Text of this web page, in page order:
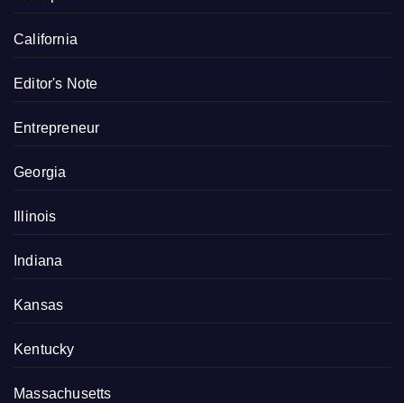
California
Editor's Note
Entrepreneur
Georgia
Illinois
Indiana
Kansas
Kentucky
Massachusetts